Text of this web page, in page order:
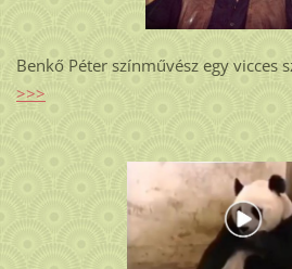
Benkő Péter színművész egy vicces
>>>